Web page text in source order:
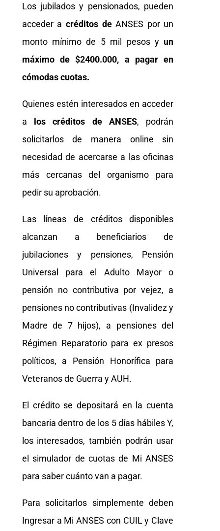
Los jubilados y pensionados, pueden
acceder a créditos deANSES por un
monto mínimo de 5 mil pesos y un
máximo de $2400.000, a pagar en
cómodas cuotas.
Quienes estén interesados en acceder
a los créditos de ANSES, podrán
solicitarlos de manera online sin
necesidad de acercarse a las oficinas
más cercanas del organismo para
pedir su aprobación.
Las líneas de créditos disponibles
alcanzan a beneficiarios de
jubilaciones y pensiones, Pensión
Universal para el Adulto Mayor o
pensión no contributiva por vejez, a
pensiones no contributivas (Invalidez y
Madre de 7 hijos), a pensiones del
Régimen Reparatorio para ex presos
políticos, a Pensión Honorífica para
Veteranos de Guerra y AUH.
El crédito se depositará en la cuenta
bancaria dentro de los 5 días hábiles Y,
los interesados, también podrán usar
el simulador de cuotas de Mi ANSES
para saber cuánto van a pagar.
Para solicitarlos simplemente deben
Ingresar a Mi ANSES con CUIL y Clave